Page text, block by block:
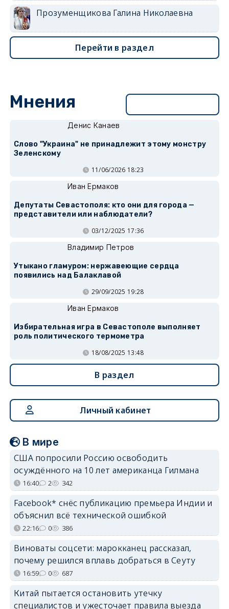
Прозуменщикова Галина Николаевна
Перейти в раздел
Мнения
Денис Канаев
Слово "Украина" не принадлежит этому монстру
Зеленскому
11/06/2026 18:23
Иван Ермаков
Депутаты Севастополя: кто они для города —
представители или наблюдатели?
03/12/2025 17:36
Владимир Петров
Утыкано гламуром: нержавеющие сердца
появились над Балаклавой
29/09/2025 19:28
Иван Ермаков
Избирательная игра в Севастополе выполняет
роль политического термометра
18/08/2025 13:48
В раздел
Личный кабинет
В мире
США попросили Россию освободить
осуждённого на 10 лет американца Гилмана
16:40 2 342
Facebook* снёс публикацию премьера Индии и
объяснил всё технической ошибкой
22:16 0 386
Виноваты соцсети: марокканец рассказал,
почему решился вплавь добраться в Сеуту
16:59 0 687
Китай пытается остановить утечку
специалистов и ужесточает правила выезда